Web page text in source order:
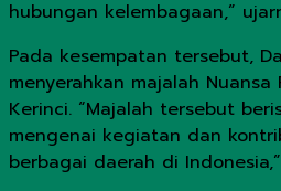
hubungan kelembagaan,”
Pada kesempatan tersebut,
menyerahkan majalah
Kerinci. “Majalah tersebut
mengenai kegiatan dan
berbagai daerah di